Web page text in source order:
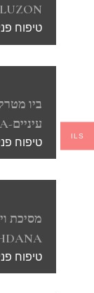
טיפוח
ביו
עיניים-AMIR BUHDANA
טיפוח
טיפוח
ILS